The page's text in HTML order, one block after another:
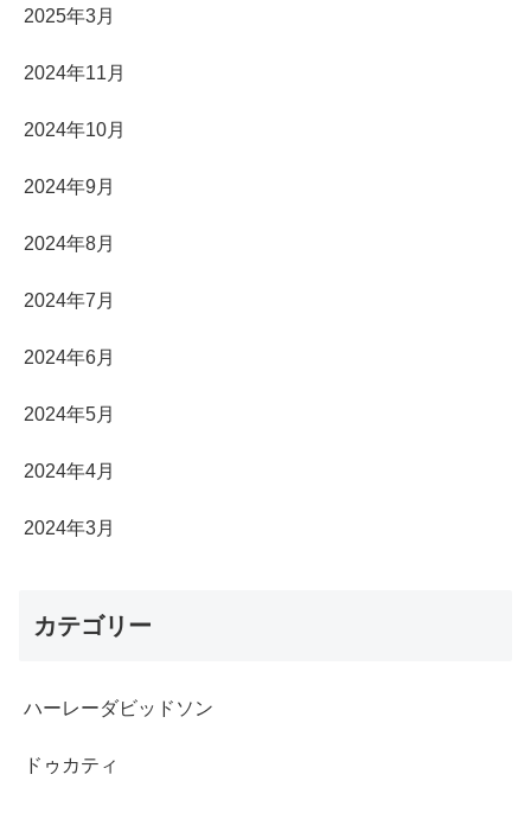
2025年3月
2024年11月
2024年10月
2024年9月
2024年8月
2024年7月
2024年6月
2024年5月
2024年4月
2024年3月
カテゴリー
ハーレーダビッドソン
ドゥカティ